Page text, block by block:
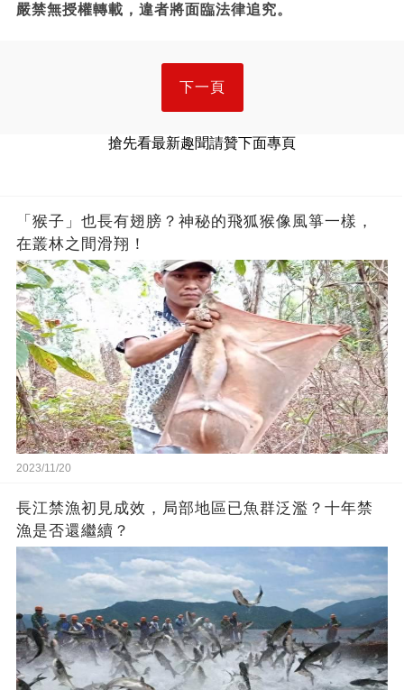
嚴禁無授權轉載，違者將面臨法律追究。
下一頁
搶先看最新趣聞請贊下面專頁
「猴子」也長有翅膀？神秘的飛狐猴像風箏一樣，
在叢林之間滑翔！
2023/11/20
長江禁漁初見成效，局部地區已魚群泛濫？十年禁
漁是否還繼續？